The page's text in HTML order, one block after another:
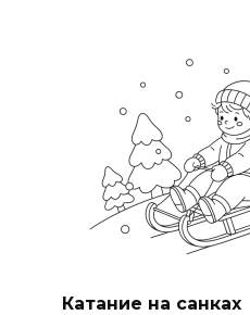
Катание на санках